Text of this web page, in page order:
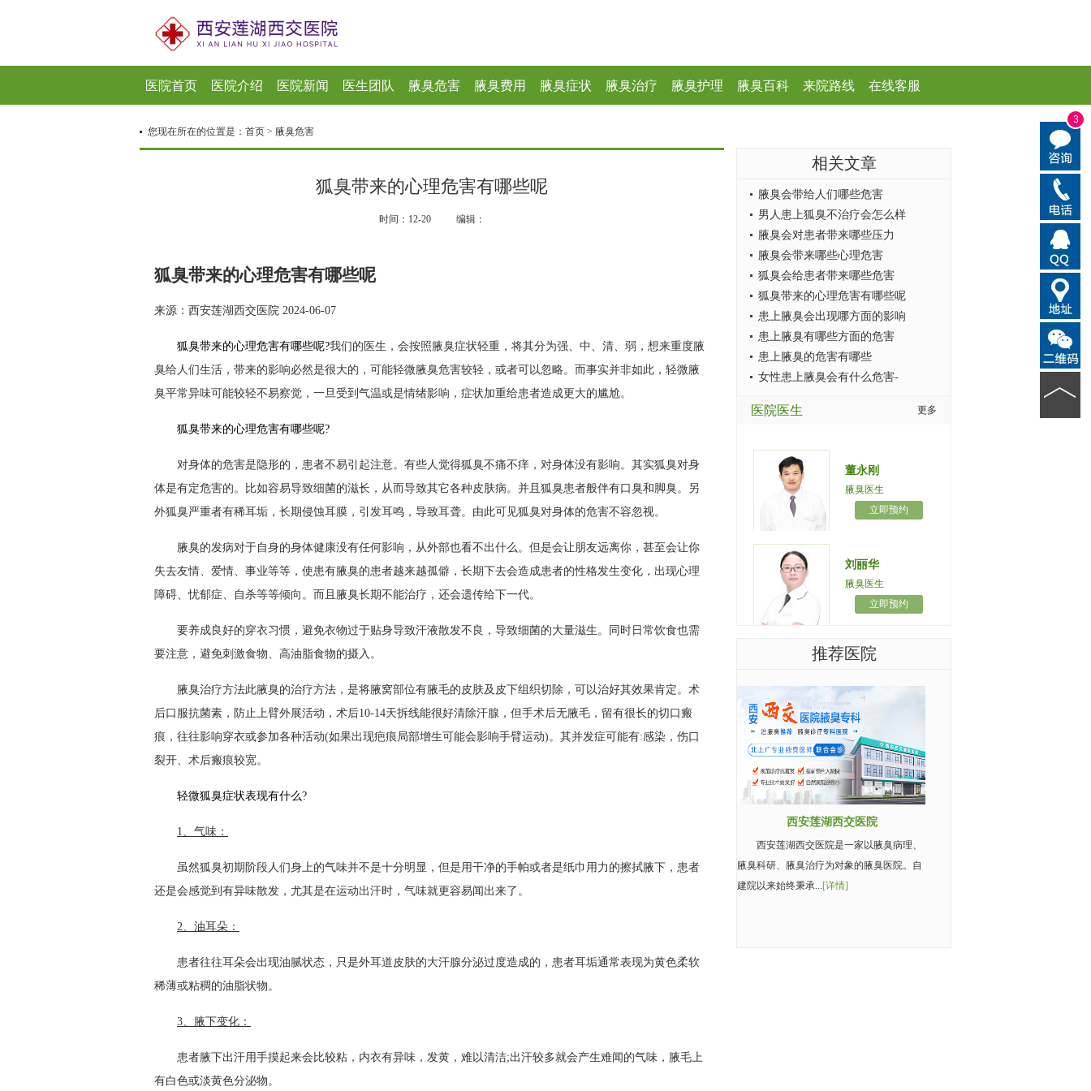
3
医院首页 医院介绍 医院新闻 医生团队 腋臭危害 腋臭费用 腋臭症状 腋臭治疗 腋臭护理 腋臭百科 来院路线 在线客服
您现在所在的位置是： 首页 > 腋臭危害
狐臭带来的心理危害有哪些呢
时间：12-20 编辑：
狐臭带来的心理危害有哪些呢
来源：西安莲湖西交医院 2024-06-07
狐臭带来的心理危害有哪些呢?我们的医生，会按照腋臭症状轻重，将其分为强、中、清、弱，想来重度腋
臭给人们生活，带来的影响必然是很大的，可能轻微腋臭危害较轻，或者可以忽略。而事实并非如此，轻微腋
臭平常异味可能较轻不易察觉，一旦受到气温或是情绪影响，症状加重给患者造成更大的尴尬。
狐臭带来的心理危害有哪些呢?
对身体的危害是隐形的，患者不易引起注意。有些人觉得狐臭不痛不痒，对身体没有影响。其实狐臭对身
体是有定危害的。比如容易导致细菌的滋长，从而导致其它各种皮肤病。并且狐臭患者般伴有口臭和脚臭。另
外狐臭严重者有稀耳垢，长期侵蚀耳膜，引发耳鸣，导致耳聋。由此可见狐臭对身体的危害不容忽视。
腋臭的发病对于自身的身体健康没有任何影响，从外部也看不出什么。但是会让朋友远离你，甚至会让你
失去友情、爱情、事业等等，使患有腋臭的患者越来越孤僻，长期下去会造成患者的性格发生变化，出现心理
障碍、忧郁症、自杀等等倾向。而且腋臭长期不能治疗，还会遗传给下一代。
要养成良好的穿衣习惯，避免衣物过于贴身导致汗液散发不良，导致细菌的大量滋生。同时日常饮食也需
要注意，避免刺激食物、高油脂食物的摄入。
腋臭治疗方法此腋臭的治疗方法，是将腋窝部位有腋毛的皮肤及皮下组织切除，可以治好其效果肯定。术
后口服抗菌素，防止上臂外展活动，术后10-14天拆线能很好清除汗腺，但手术后无腋毛，留有很长的切口瘢
痕，往往影响穿衣或参加各种活动(如果出现疤痕局部增生可能会影响手臂运动)。其并发症可能有:感染，伤口
裂开、术后瘢痕较宽。
轻微狐臭症状表现有什么?
1、气味：
虽然狐臭初期阶段人们身上的气味并不是十分明显，但是用干净的手帕或者是纸巾用力的擦拭腋下，患者
还是会感觉到有异味散发，尤其是在运动出汗时，气味就更容易闻出来了。
2、油耳朵：
患者往往耳朵会出现油腻状态，只是外耳道皮肤的大汗腺分泌过度造成的，患者耳垢通常表现为黄色柔软
稀薄或粘稠的油脂状物。
3、腋下变化：
患者腋下出汗用手摸起来会比较粘，内衣有异味，发黄，难以清洁;出汗较多就会产生难闻的气味，腋毛上
有白色或淡黄色分泌物。
相关文章
腋臭会带给人们哪些危害
男人患上狐臭不治疗会怎么样
腋臭会对患者带来哪些压力
腋臭会带来哪些心理危害
狐臭会给患者带来哪些危害
狐臭带来的心理危害有哪些呢
患上腋臭会出现哪方面的影响
患上腋臭有哪些方面的危害
患上腋臭的危害有哪些
女性患上腋臭会有什么危害-
医院医生 更多
董永刚
腋臭医生
立即预约
刘丽华
腋臭医生
立即预约
推荐医院
西安莲湖西交医院
西安莲湖西交医院是一家以腋臭病理、
腋臭科研、腋臭治疗为对象的腋臭医院。自
建院以来始终秉承...[详情]